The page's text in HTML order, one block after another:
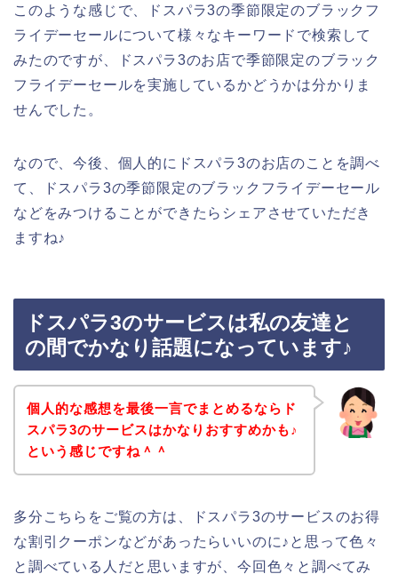
このような感じで、ドスパラ3の季節限定のブラックフ
ライデーセールについて様々なキーワードで検索して
みたのですが、ドスパラ3のお店で季節限定のブラック
フライデーセールを実施しているかどうかは分かりま
せんでした。
なので、今後、個人的にドスパラ3のお店のことを調べ
て、ドスパラ3の季節限定のブラックフライデーセール
などをみつけることができたらシェアさせていただき
ますね♪
ドスパラ3のサービスは私の友達と
の間でかなり話題になっています♪
個人的な感想を最後一言でまとめるならド
スパラ3のサービスはかなりおすすめかも♪
という感じですね＾＾
多分こちらをご覧の方は、ドスパラ3のサービスのお得
な割引クーポンなどがあったらいいのに♪と思って色々
と調べている人だと思いますが、今回色々と調べてみ